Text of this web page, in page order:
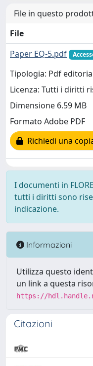
File in questo
File
Paper EQ-5.pdf
Tipologia: Pdf
Licenza: Tutti i diritti
Dimensione 6.59 MB
Formato Adobe PDF
Richiedi una
I documenti in
tutti i diritti sono
indicazione.
Informazioni
Utilizza questo
un link a questa
https://
Citazioni